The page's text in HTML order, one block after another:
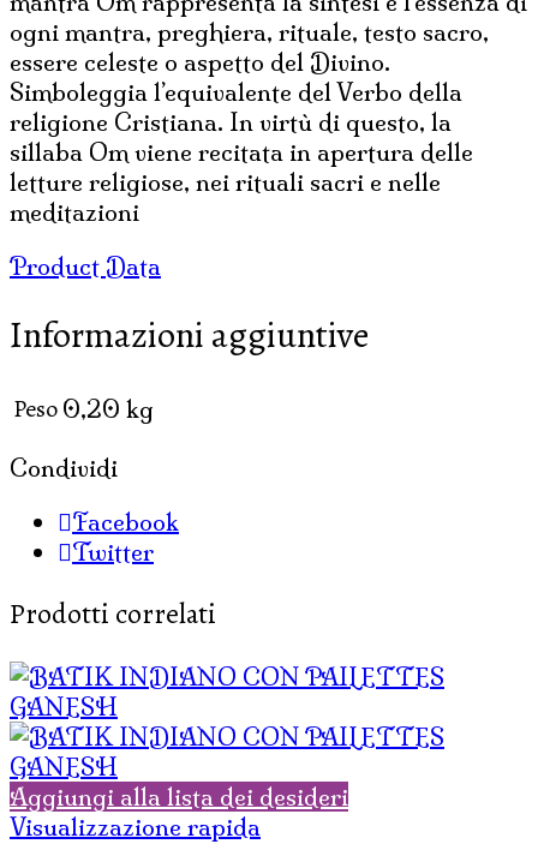
ogni mantra, preghiera, rituale, testo sacro,
essere celeste o aspetto del Divino.
Simboleggia l’equivalente del Verbo della
religione Cristiana. In virtù di questo, la
sillaba Om viene recitata in apertura delle
letture religiose, nei rituali sacri e nelle
meditazioni
Product Data
Informazioni aggiuntive
Peso 0,20 kg
Condividi
Facebook
Twitter
Prodotti correlati
Aggiungi alla lista dei desideri
Visualizzazione rapida